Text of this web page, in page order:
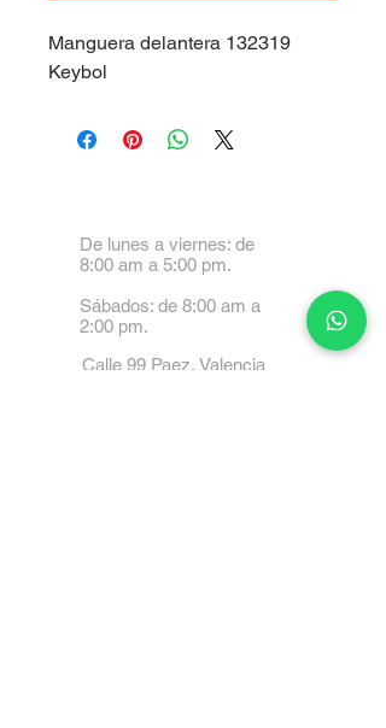
Manguera delantera 132319
Keybol
De lunes a viernes: de
8:00 am a 5:00 pm.
Sábados: de 8:00 am a
2:00 pm.
Calle 99 Paez, Valencia